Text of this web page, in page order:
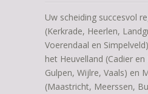
Uw scheiding succesvol
(Kerkrade, Heerlen,
Voerendaal en
het Heuvelland (Cadier
Gulpen, Wijlre, Vaals) en
(Maastricht, Meerssen,